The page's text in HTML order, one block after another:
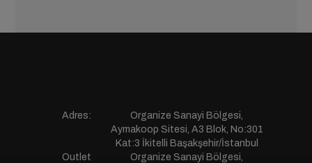
Adres:
Organize Sanayi Bölgesi,
Aymakoop Sitesi, A3 Blok, No:301
Kat:3 İkitelli Başakşehir/İstanbul
Outlet
Organize Sanayi Bölgesi,